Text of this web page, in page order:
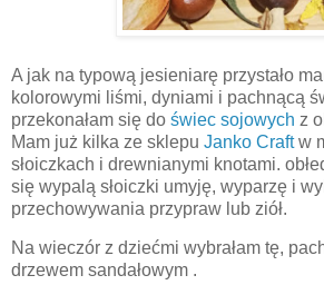
A jak na typową jesieniarę przystało
kolorowymi liśmi, dyniami i pachnącą
przekonałam się do świec sojowych z
Mam już kilka ze sklepu Janko Craftw
słoiczkach i drewnianymi knotami.
się wypalą słoiczki umyję, wyparzę i
przechowywania przypraw lub ziół.
Na wieczór z dziećmi wybrałam tę,
drzewem sandałowym .